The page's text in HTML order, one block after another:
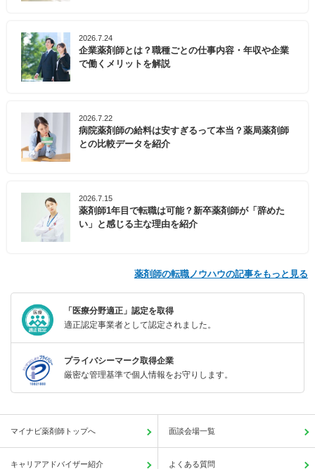
2026.7.24
企業薬剤師とは？職種ごとの仕事内容・年収や企業
で働くメリットを解説
2026.7.22
病院薬剤師の給料は安すぎるって本当？薬局薬剤師
との比較データを紹介
2026.7.15
薬剤師1年目で転職は可能？新卒薬剤師が「辞めた
い」と感じる主な理由を紹介
薬剤師の転職ノウハウの記事をもっと見る
「医療分野適正」認定を取得
適正認定事業者として認定されました。
プライバシーマーク取得企業
厳密な管理基準で個人情報をお守りします。
マイナビ薬剤師トップへ 面談会場一覧
キャリアアドバイザー紹介 よくある質問